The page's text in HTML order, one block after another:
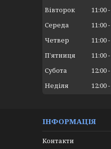
Вівторок
11:00
Середа
11:00
Четвер
11:00
Пʼятниця
11:00
Субота
12:00
Неділя
12:00
ІНФОРМАЦІЯ
Контакти